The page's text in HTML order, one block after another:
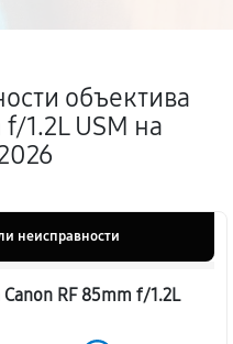
объектива
1.2L USM на
неисправности
RF 85mm f/1.2L